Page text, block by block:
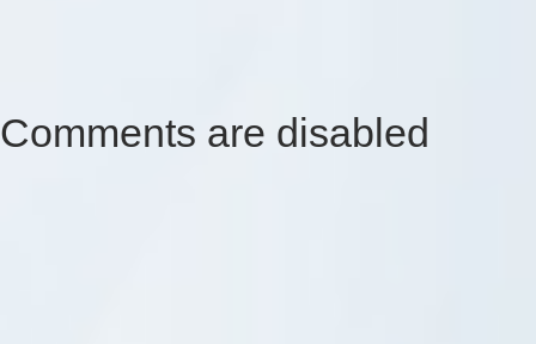
Comments are disabled